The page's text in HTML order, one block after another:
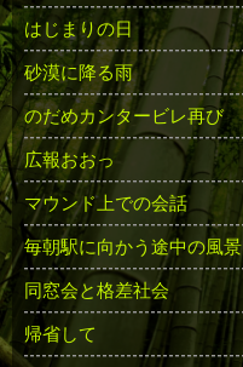
はじまりの日
砂漠に降る雨
のだめカンタービレ再び
広報おおっ
マウンド上での会話
毎朝駅に向かう途中の風景
同窓会と格差社会
帰省して